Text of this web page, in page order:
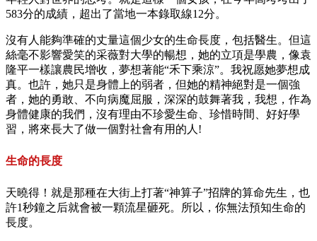
583分的成績，超出了當地一本錄取線12分。
沒有人能夠準確的丈量這個少女的生命長度，包括醫生。但這
絲毫不影響愛笑的采薇對大學的暢想，她的立項是學農，像袁
隆平一樣讓農民增收，夢想著能“禾下乘涼”。我祝愿她夢想成
真。也許，她只是身體上的弱者，但她的精神絕對是一個強
者，她的勇敢、不向病魔屈服，深深的鼓舞著我，我想，作為
身體健康的我們，沒有理由不珍愛生命、珍惜時間、好好學
習，將來長大了做一個對社會有用的人!
生命的長度
天曉得！就是那種在大街上打著“神算子”招牌的算命先生，也
許1秒鐘之后就會被一顆流星砸死。所以，你無法預知生命的
長度。